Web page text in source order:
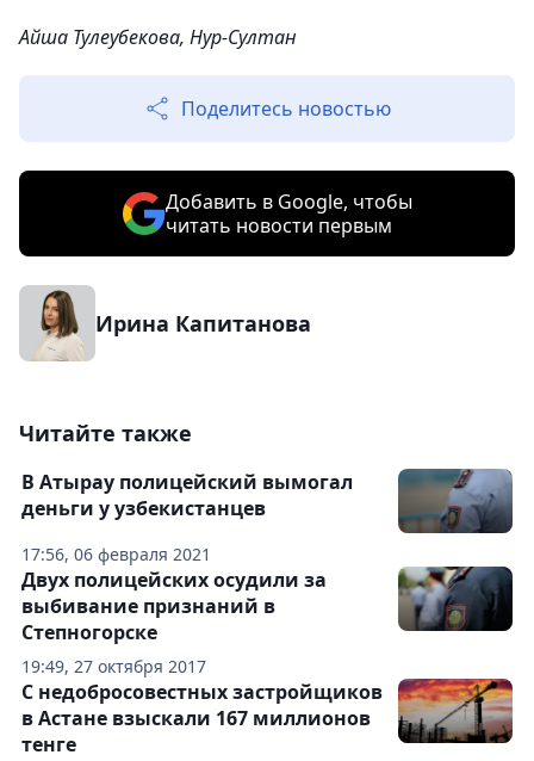
Айша Тулеубекова, Нур-Султан
Поделитесь новостью
Добавить в Google, чтобы
читать новости первым
Ирина Капитанова
Читайте также
17:56, 06 февраля 2021
В Атырау полицейский вымогал
деньги у узбекистанцев
19:49, 27 октября 2017
Двух полицейских осудили за
выбивание признаний в
Степногорске
С недобросовестных застройщиков
в Астане взыскали 167 миллионов
тенге